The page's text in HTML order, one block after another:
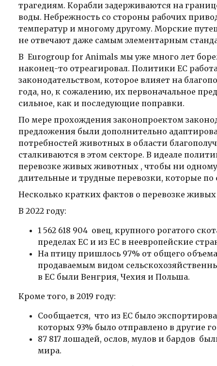
трагедиям. Корабли задерживаются на
воды. Небрежность со стороны рабочих
температур и многому другому. Морские
не отвечают даже самым элементарным
В Eurogroup for Animals мы уже много лет
наконец-то отреагировал. Политики ЕС
законодательством, которое влияет на
года, но, к сожалению, их первоначальное
сильное, как и последующие поправки.
По мере прохождения законопроектом
предложения были дополнительно
потребностей животных в области
сталкиваются в этом секторе. В идеале
перевозке живых животных , чтобы ни
длительные и трудные перевозки, которые по
Несколько кратких фактов о перевозке
В 2022 году:
1 562 618 904 овец, крупного рогатого
пределах ЕС и из ЕС в неевропейские
На птицу пришлось 97% от общего
продаваемым видом
в ЕС были Венгрия, Чехия и Польша.
Кроме того, в 2019 году:
Сообщается, что из ЕС было
которых 93% было отправлено в другие
87 817 лошадей, ослов, мулов и бардов
мира.